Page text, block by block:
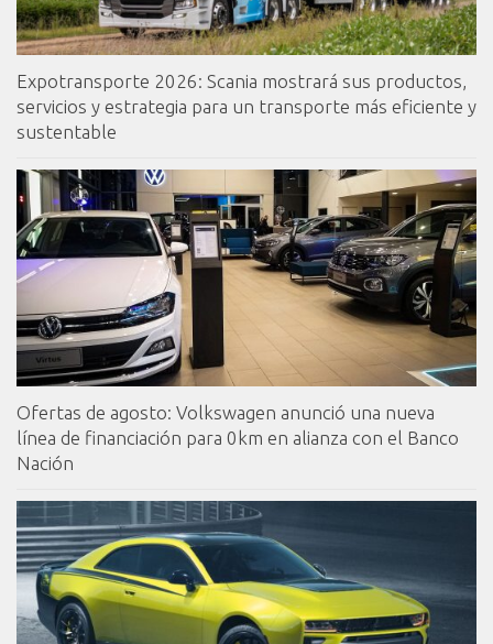
Expotransporte 2026: Scania mostrará sus productos,
servicios y estrategia para un transporte más eficiente y
sustentable
Ofertas de agosto: Volkswagen anunció una nueva
línea de financiación para 0km en alianza con el Banco
Nación